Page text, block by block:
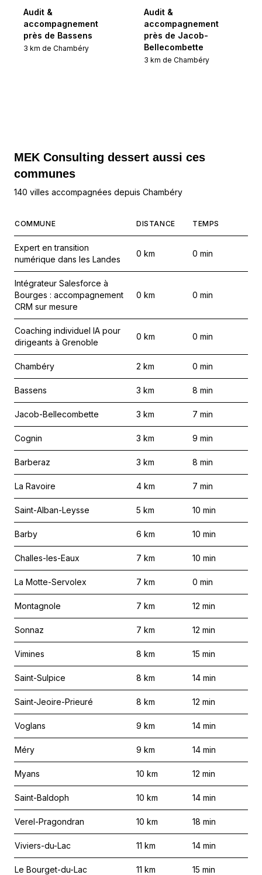
Audit &
accompagnement
près de Bassens
3 km de Chambéry
Audit &
accompagnement
près de Jacob-
Bellecombette
3 km de Chambéry
MEK Consulting dessert aussi ces
communes
140 villes accompagnées depuis Chambéry
COMMUNE DISTANCE TEMPS
Expert en transition
numérique dans les Landes
0 km 0 min
Intégrateur Salesforce à
Bourges : accompagnement
CRM sur mesure
0 km 0 min
Coaching individuel IA pour
dirigeants à Grenoble
0 km 0 min
Chambéry 2 km 0 min
Bassens 3 km 8 min
Jacob-Bellecombette 3 km 7 min
Cognin 3 km 9 min
Barberaz 3 km 8 min
La Ravoire 4 km 7 min
Saint-Alban-Leysse 5 km 10 min
Barby 6 km 10 min
Challes-les-Eaux 7 km 10 min
La Motte-Servolex 7 km 0 min
Montagnole 7 km 12 min
Sonnaz 7 km 12 min
Vimines 8 km 15 min
Saint-Sulpice 8 km 14 min
Saint-Jeoire-Prieuré 8 km 12 min
Voglans 9 km 14 min
Méry 9 km 14 min
Myans 10 km 12 min
Saint-Baldoph 10 km 14 min
Verel-Pragondran 10 km 18 min
Viviers-du-Lac 11 km 14 min
Le Bourget-du-Lac 11 km 15 min